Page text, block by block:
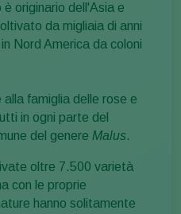
originario dell'Asia e
da migliaia di anni
Nord America da coloni
alla famiglia delle rose e
in ogni parte del
del genere Malus.
oltre 7.500 varietà
con le proprie
hanno solitamente